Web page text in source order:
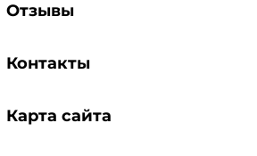
Отзывы
Контакты
Карта сайта